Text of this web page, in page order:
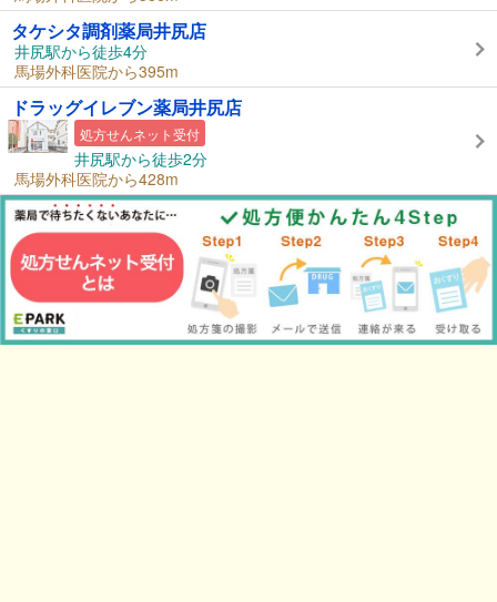
タケシタ調剤薬局井尻店
井尻駅から徒歩4分
馬場外科医院から395m
ドラッグイレブン薬局井尻店
処方せんネット受付
井尻駅から徒歩2分
馬場外科医院から428m